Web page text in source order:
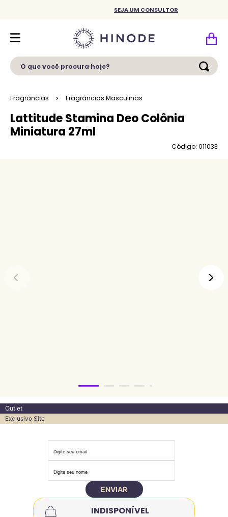
SEJA UM CONSULTOR
O que você procura hoje?
Fragrâncias Fragrâncias Masculinas
Lattitude Stamina Deo Colônia
Miniatura 27ml
Código: 011033
Outlet
Exclusivo Site
ENVIAR
INDISPONÍVEL